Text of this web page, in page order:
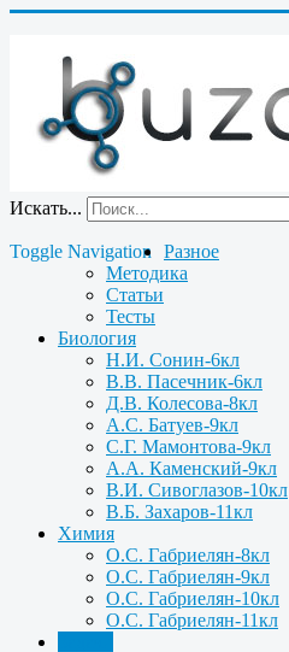
Искать...
Toggle Navigation
Разное
Методика
Статьи
Тесты
Биология
Н.И. Сонин-6кл
В.В. Пасечник-6кл
Д.В. Колесова-8кл
А.С. Батуев-9кл
С.Г. Мамонтова-9кл
А.А. Каменский-9кл
В.И. Сивоглазов-10кл
В.Б. Захаров-11кл
Химия
О.С. Габриелян-8кл
О.С. Габриелян-9кл
О.С. Габриелян-10кл
О.С. Габриелян-11кл